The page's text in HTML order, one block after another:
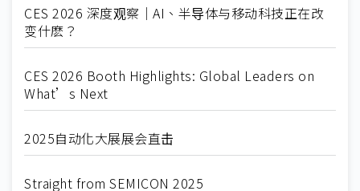
CES 2026 深度观察｜AI、半导体与移动科技正在改
变什麽？
CES 2026 Booth Highlights: Global Leaders on
What’s Next
2025自动化大展展会直击
Straight from SEMICON 2025